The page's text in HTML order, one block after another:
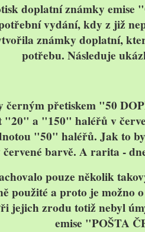
doplatní známky emise "
vydání, kdy z již
známky doplatní,
potřebu. Následuje
černým přetiskem "50
"20" a "150" haléřů v
"50" haléřů. Jak to
červené barvě. Ararita -
pouze několik
použité a proto je možno
jejich zrodu totiž nebyl
emise "POŠTA